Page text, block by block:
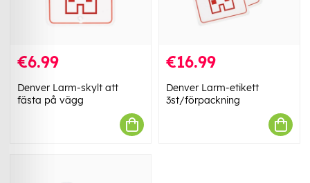
€6.99
Denver Larm-skylt att
fästa på vägg
€16.99
Denver Larm-etikett
3st/förpackning